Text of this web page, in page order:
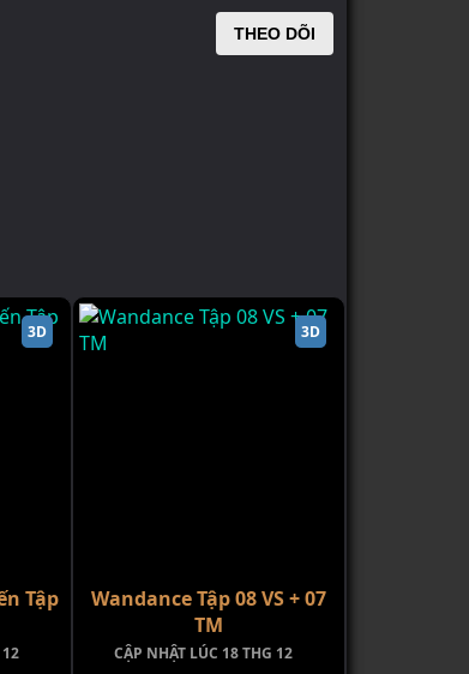
THEO DÕI
3D
Tập
12
3D
Wandance Tập 08 VS + 07
TM
CẬP NHẬT LÚC 18 THG 12